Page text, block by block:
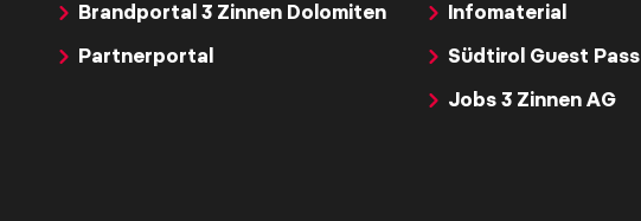
Brandportal 3 Zinnen Dolomiten
Partnerportal
Infomaterial
Südtirol Guest Pass
Jobs 3 Zinnen AG